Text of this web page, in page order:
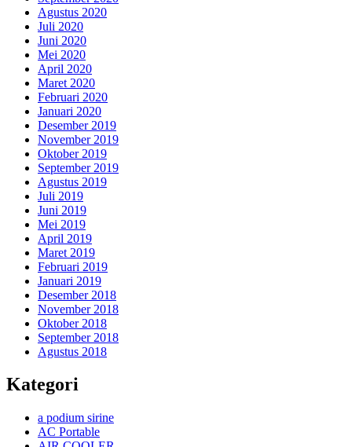
Agustus 2020
Juli 2020
Juni 2020
Mei 2020
April 2020
Maret 2020
Februari 2020
Januari 2020
Desember 2019
November 2019
Oktober 2019
September 2019
Agustus 2019
Juli 2019
Juni 2019
Mei 2019
April 2019
Maret 2019
Februari 2019
Januari 2019
Desember 2018
November 2018
Oktober 2018
September 2018
Agustus 2018
Kategori
a podium sirine
AC Portable